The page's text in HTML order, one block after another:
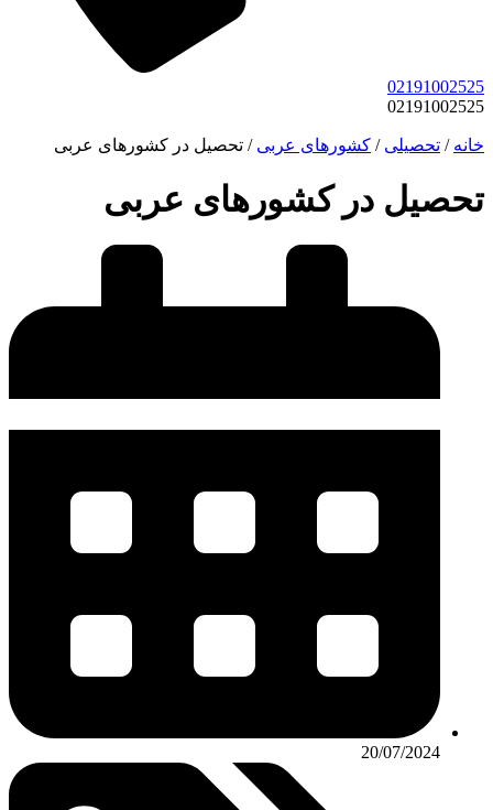
02191002525
02191002525
خانه / تحصیلی / کشورهای عربی / تحصیل در کشورهای عربی
تحصیل در کشورهای عربی
20/07/2024